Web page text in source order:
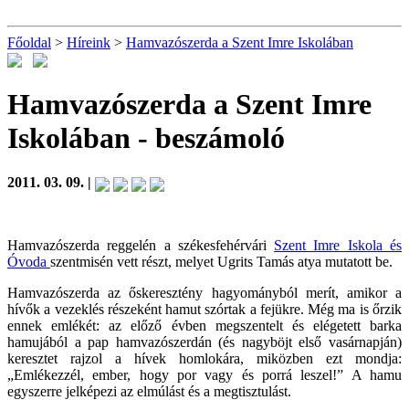
Főoldal > Híreink > Hamvazószerda a Szent Imre Iskolában
Hamvazószerda a Szent Imre
Iskolában - beszámoló
2011. 03. 09. |
Hamvazószerda reggelén a székesfehérvári Szent Imre Iskola és
Óvoda szentmisén vett részt, melyet Ugrits Tamás atya mutatott be.
Hamvazószerda az őskeresztény hagyományból merít, amikor a
hívők a vezeklés részeként hamut szórtak a fejükre. Még ma is őrzik
ennek emlékét: az előző évben megszentelt és elégetett barka
hamujából a pap hamvazószerdán (és nagyböjt első vasárnapján)
keresztet rajzol a hívek homlokára, miközben ezt mondja:
„Emlékezzél, ember, hogy por vagy és porrá leszel!” A hamu
egyszerre jelképezi az elmúlást és a megtisztulást.